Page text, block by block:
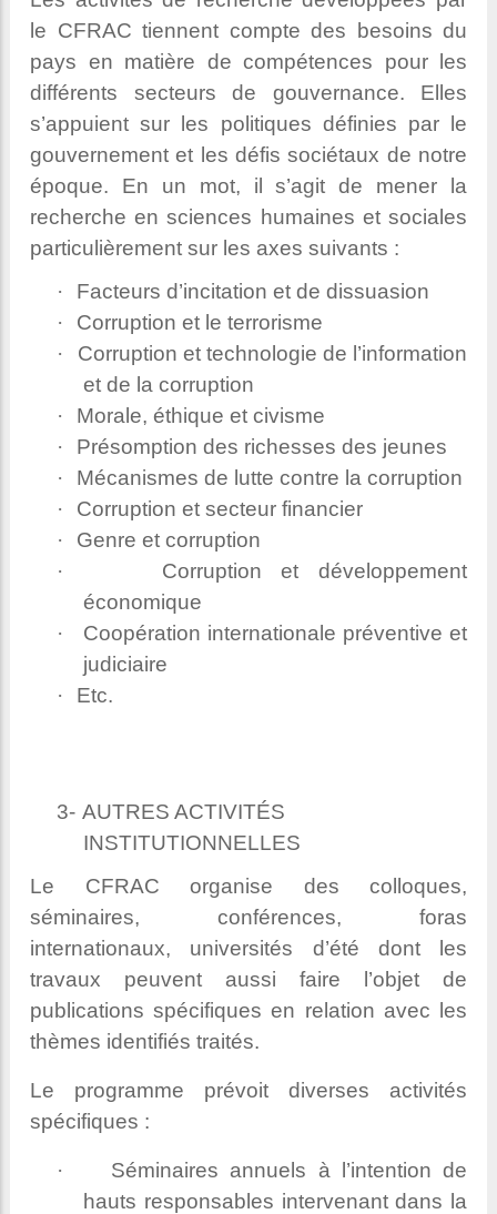
le CFRAC tiennent compte des besoins du
pays en matière de compétences pour les
différents secteurs de gouvernance. Elles
s’appuient sur les politiques définies par le
gouvernement et les défis sociétaux de notre
époque. En un mot, il s’agit de mener
la
recherche en sciences humaines et sociales
particulièrement sur les axes suivants :
·
Facteurs d’incitation et de dissuasion
·
Corruption et le terrorisme
·
Corruption et technologie de l’information
et de la corruption
·
Morale, éthique et civisme
·
Présomption des richesses des jeunes
·
Mécanismes de lutte contre la corruption
·
Corruption et secteur financier
·
Genre et corruption
·
Corruption et développement
économique
·
Coopération internationale préventive et
judiciaire
·
Etc.
3- AUTRES ACTIVITÉS
INSTITUTIONNELLES
Le CFRAC organise des colloques,
séminaires, conférences, foras
internationaux, universités d’été dont les
travaux peuvent aussi faire l’objet de
publications spécifiques en relation avec les
thèmes identifiés traités.
Le programme prévoit diverses activités
spécifiques :
·
Séminaires annuels à l’intention de
hauts responsables intervenant dans la